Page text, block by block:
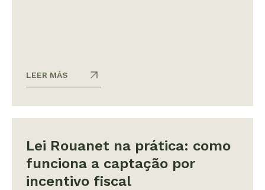
LEER MÁS
Lei Rouanet na prática: como
funciona a captação por
incentivo fiscal